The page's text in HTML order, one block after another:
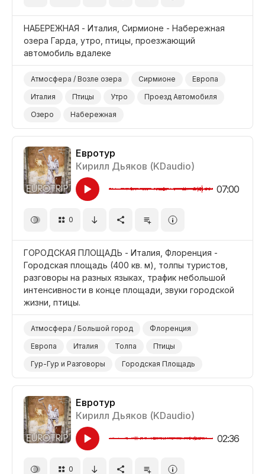
НАБЕРЕЖНАЯ - Италия, Сирмионе - Набережная
озера Гарда, утро, птицы, проезжающий
автомобиль вдалеке
Атмосфера / Возле озера Сирмионе
Европа
Италия
Птицы Утро
Проезд Автомобиля
Озеро
Набережная
Евротур
Кирилл Дьяков (KDaudio)
07:00
0
ГОРОДСКАЯ ПЛОЩАДЬ - Италия, Флоренция -
Городская площадь (400 кв. м), толпы туристов,
разговоры на разных языках, трафик небольшой
интенсивности в конце площади, звуки городской
жизни, птицы.
Атмосфера / Большой город
Флоренция
Европа
Италия Толпа
Птицы
Гур-Гур и Разговоры
Городская Площадь
Евротур
Кирилл Дьяков (KDaudio)
02:36
0